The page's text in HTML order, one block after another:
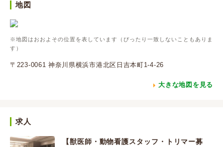
地図
※地図はおおよその位置を表しています（ぴったり一致しないこともありま
す）
〒223-0061 神奈川県横浜市港北区日吉本町1-4-26
大きな地図を見る
求人
【獣医師・動物看護スタッフ・トリマー募